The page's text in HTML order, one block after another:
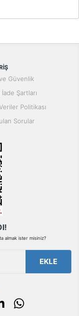
ve diğer
Güvenlik
Şartları
Politikası
Sorular
almak ister misiniz?
EKLE